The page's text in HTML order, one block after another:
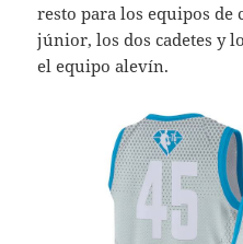
resto para los equipos de
júnior, los dos cadetes y
el equipo alevín.